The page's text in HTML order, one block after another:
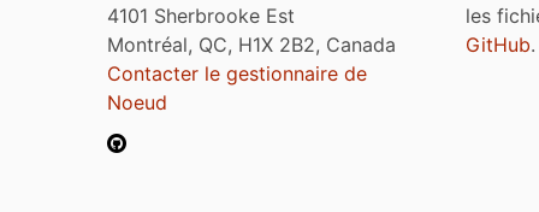
4101 Sherbrooke Est
Montréal, QC, H1X 2B2, Canada
Contacter le gestionnaire de
Noeud
les
GitHub.